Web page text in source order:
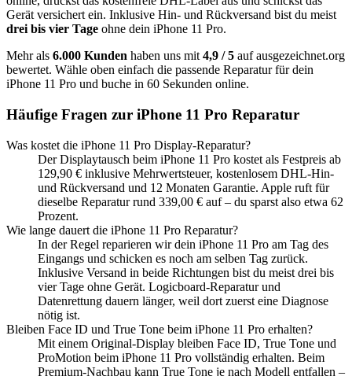
Gerät versichert ein. Inklusive Hin- und Rückversand bist du meist
drei bis vier Tage ohne dein iPhone 11 Pro.
Mehr als 6.000 Kunden haben uns mit 4,9 / 5 auf ausgezeichnet.org
bewertet. Wähle oben einfach die passende Reparatur für dein
iPhone 11 Pro und buche in 60 Sekunden online.
Häufige Fragen zur iPhone 11 Pro Reparatur
Was kostet die iPhone 11 Pro Display-Reparatur?
Der Displaytausch beim iPhone 11 Pro kostet als Festpreis ab
129,90 € inklusive Mehrwertsteuer, kostenlosem DHL-Hin-
und Rückversand und 12 Monaten Garantie. Apple ruft für
dieselbe Reparatur rund 339,00 € auf – du sparst also etwa 62
Prozent.
Wie lange dauert die iPhone 11 Pro Reparatur?
In der Regel reparieren wir dein iPhone 11 Pro am Tag des
Eingangs und schicken es noch am selben Tag zurück.
Inklusive Versand in beide Richtungen bist du meist drei bis
vier Tage ohne Gerät. Logicboard-Reparatur und
Datenrettung dauern länger, weil dort zuerst eine Diagnose
nötig ist.
Bleiben Face ID und True Tone beim iPhone 11 Pro erhalten?
Mit einem Original-Display bleiben Face ID, True Tone und
ProMotion beim iPhone 11 Pro vollständig erhalten. Beim
Premium-Nachbau kann True Tone je nach Modell entfallen –